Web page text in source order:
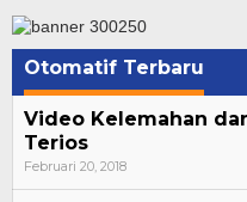
Otomatif Terbaru
Video Kelemahan
Terios
Februari 20, 2018